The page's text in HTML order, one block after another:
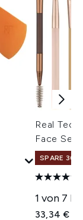
Real
Face Set
SPARE 30%
1 von 7
33,34 €